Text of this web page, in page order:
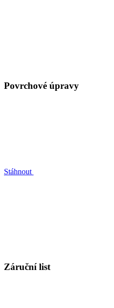
Povrchové úpravy
Stáhnout
Záruční list